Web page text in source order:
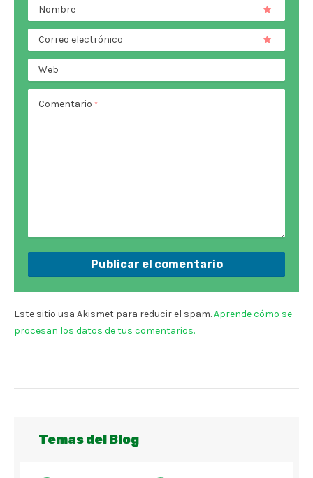
Nombre
Correo electrónico
Web
Comentario *
Este sitio usa Akismet para reducir el spam.Aprende cómo se
procesan los datos de tus comentarios.
Temas del Blog